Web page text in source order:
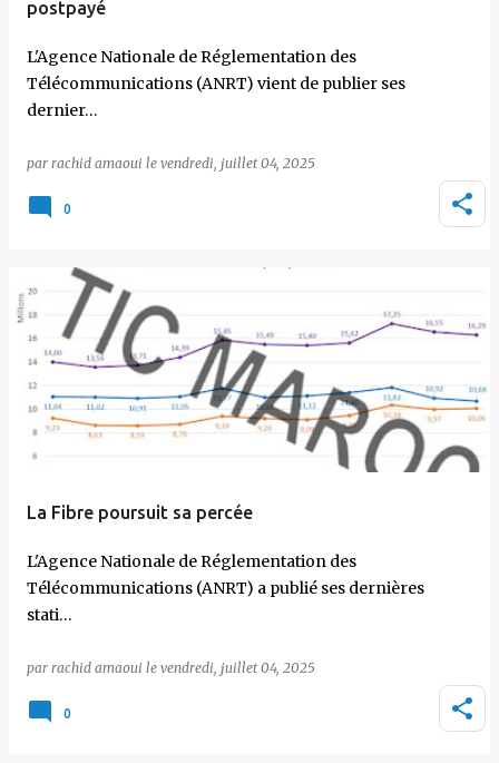
postpayé
L'Agence Nationale de Réglementation des
Télécommunications (ANRT) vient de publier ses
dernier…
par rachid amaoui le vendredi, juillet 04, 2025
0
La Fibre poursuit sa percée
L'Agence Nationale de Réglementation des
Télécommunications (ANRT) a publié ses dernières
stati…
par rachid amaoui le vendredi, juillet 04, 2025
0